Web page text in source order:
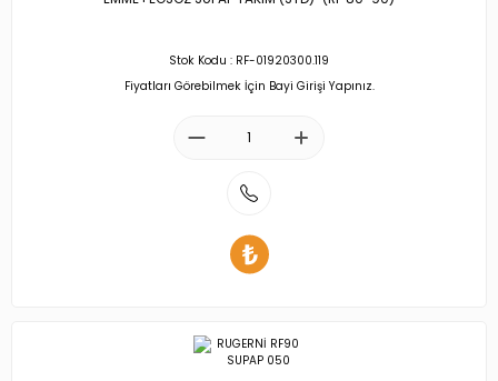
Stok Kodu : RF-01920300.119
Fiyatları Görebilmek İçin Bayi Girişi Yapınız.